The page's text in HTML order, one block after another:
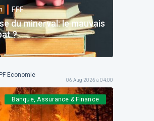
F.F.F.
du minerval: le mauvais
?
Economie
06 Aug 2026 à 04:00
Banque, Assurance & Finance